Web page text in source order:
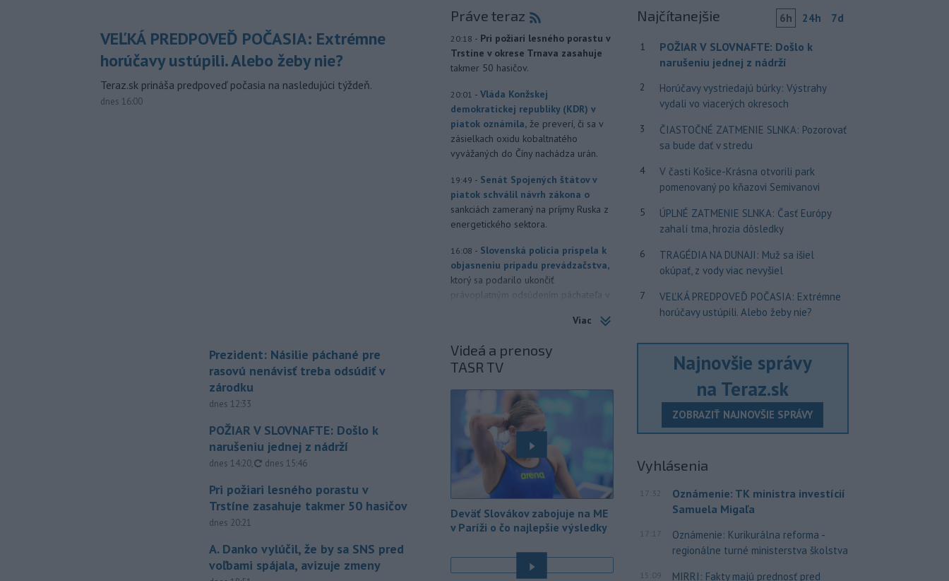
VEĽKÁ PREDPOVEĎ POČASIA: Extrémne
horúčavy ustúpili. Alebo žeby nie?
Teraz.sk prináša predpoveď počasia na nasledujúci týždeň.
dnes 16:00
Prezident: Násilie páchané pre
rasovú nenávisť treba odsúdiť v
zárodku
dnes 12:33
POŽIAR V SLOVNAFTE: Došlo k
narušeniu jednej z nádrží
dnes 14:20, aktualizované
dnes 15:46
Pri požiari lesného porastu v
Trstíne zasahuje takmer 50 hasičov
dnes 20:21
A. Danko vylúčil, že by sa SNS pred
voľbami spájala, avizuje zmeny
Práve teraz
20:18 - Pri požiari lesného porastu v
Trstíne v okrese Trnava zasahuje
takmer 50 hasičov.
20:01 - Vláda Konžskej
demokratickej republiky (KDR) v
piatok oznámila, že preverí, či sa v
zásielkach oxidu kobaltnatého
vyvážaných do Číny nachádza urán.
19:49 - Senát Spojených štátov v
piatok schválil návrh zákona o
sankciách zameraný na príjmy Ruska z
energetického sektora.
16:08 - Slovenská polícia prispela k
objasneniu prípadu prevádzačstva,
ktorý sa podarilo ukončiť
právoplatným odsúdením páchateľa v
bratislavskej rafinérii Slovnaft je
pod kontrolou.
TASR to potvrdil hovorca rafinérie
Anton Molnár.
15:17
Ministerstvo kultúry (MK) SR
upraví verziu opatrenia o
podrobnostiach poskytovania dotácií v
pôsobnosti rezortu.
14:17 - V bratislavskej rafinérii
Slovnaft horí uskladnený ropný
TASR o tom informovala
rafinéria s tým, že obyvateľom nehrozí
Viac
Videá a prenosy
TASR TV
Deväť Slovákov zabojuje na ME
v Paríži o čo najlepšie výsledky
Najčítanejšie 6h 24h 7d
1
POŽIAR V SLOVNAFTE: Došlo k
narušeniu jednej z nádrží
2
Horúčavy vystriedajú búrky: Výstrahy
vydali vo viacerých okresoch
3
ČIASTOČNÉ ZATMENIE SLNKA: Pozorovať
sa bude dať v stredu
4
V časti Košice-Krásna otvorili park
pomenovaný po kňazovi Semivanovi
5
ÚPLNÉ ZATMENIE SLNKA: Časť Európy
zahalí tma, hrozia dôsledky
6
TRAGÉDIA NA DUNAJI: Muž sa išiel
okúpať, z vody viac nevyšiel
7
VEĽKÁ PREDPOVEĎ POČASIA: Extrémne
horúčavy ustúpili. Alebo žeby nie?
Najnovšie správy
na Teraz.sk
ZOBRAZIŤ NAJNOVŠIE SPRÁVY
Vyhlásenia
17:32
Oznámenie: TK ministra investícií
Samuela Migaľa
17:17
Oznámenie: Kurikurálna reforma -
regionálne turné ministerstva školstva
15:09 MIRRI: Fakty majú prednosť pred